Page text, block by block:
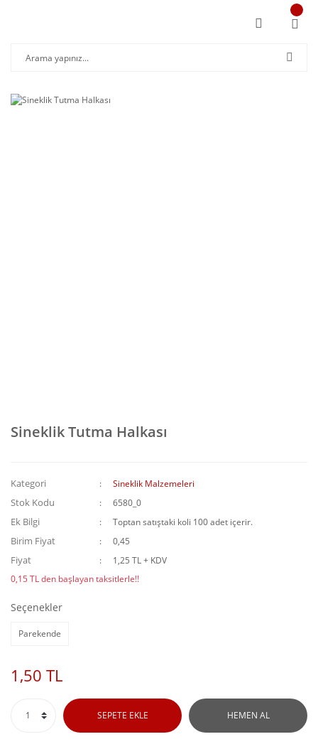
Sineklik Tutma Halkası
Kategori Sineklik Malzemeleri
Stok Kodu 6580_0
Ek Bilgi Toptan satıştaki koli 100 adet içerir.
Birim Fiyat 0,45
Fiyat
1,25 TL + KDV
0,15 TL den başlayan taksitlerle!!
Seçenekler
Parekende
1,50 TL
SEPETE EKLE HEMEN AL